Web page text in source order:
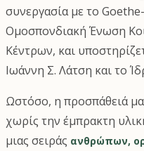
συνεργασία με το
Ομοσπονδιακή Ένωση
Κέντρων, και
Ιωάννη Σ. Λάτση και το
Ωστόσο, η προσπάθειά
χωρίς την έμπρακτη
μιας σειράς ανθρώπων,